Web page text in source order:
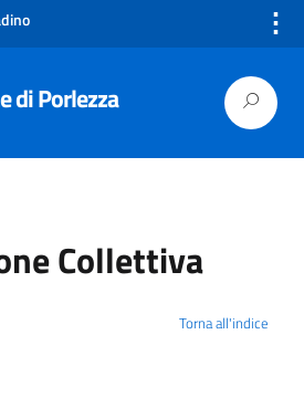
⋮
di Porlezza
Collettiva
Torna all'indice